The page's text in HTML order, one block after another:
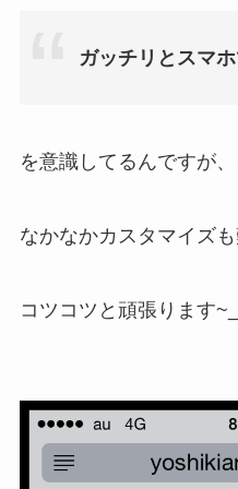
ガッチリとスマ
を意識してるんですが、
なかなかカスタマイズ
コツコツと頑張ります